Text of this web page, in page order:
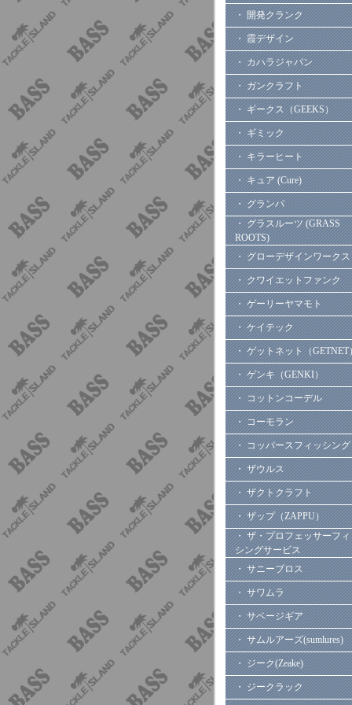
・ 開発クランク
・ 霞デザイン
・ カハラジャパン
・ ガンクラフト
・ ギークス（GEEKS）
・ ギミック
・ キラーヒート
・ キュア (Cure)
・ グランパ
・ グラスルーツ (GRASS
ROOTS)
・ グローデザインワークス
・ クワイエットファンク
・ ゲーリーヤマモト
・ ケイテック
・ ゲットネット（GETNET
・ ゲンキ（GENKI）
・ コットンコーデル
・ コーモラン
・ コッパースフィッシング
・ ザウルス
・ ザクトクラフト
・ ザップ（ZAPPU）
・ ザ・プロフェッサーフ
シングサービス
・ サニーブロス
・ サワムラ
・ サベージギア
・ サムルアーズ(sumlures)
・ ジーク(Zeake)
・ ジークラック